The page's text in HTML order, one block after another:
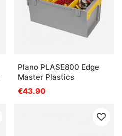
Plano PLASE800 Edge
Master Plastics
€43.90